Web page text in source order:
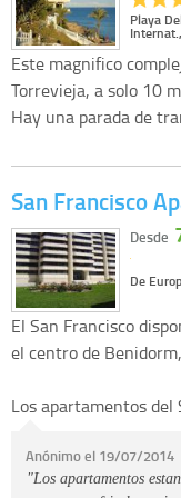
Playa
Este magnifico
Torrevieja, a solo 10
Hay una parada de
San Francisco
De
Desde
El San Francisco
el centro de
Los apartamentos del
Anónimo el 19/07/2014
"Los apartamentos